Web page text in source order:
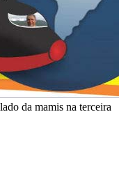
da mamis na terceira